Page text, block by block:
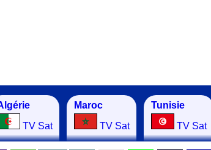
TV Sat
Maroc
TV Sat
Tunisie
TV Sat